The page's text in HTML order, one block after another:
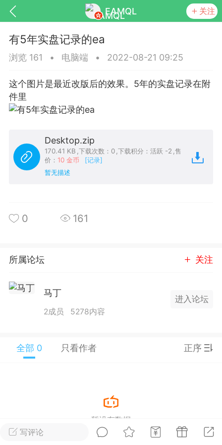
EAMQL 关注
匿名树洞
Lv.9 神隐会员 靓号
EA+
电脑端 趋势
狼行黄金一次一单1.1你们期待的一
了，主打高胜率没浮亏！复利模式下 历
狼行天下 #黄金
2024年 狼行天下A03.01软件大更
EA 增加货币版EA
写评论
有5年实盘记录的ea
浏览 161 • 电脑端 • 2022-08-21 09:25
这个图片是最近改版后的效果。5年的实盘记录在附
件里
Desktop.zip
170.41 KB ,下载次数：0 ,下载积分：活跃 -2 ,售
价： 10 金币
[记录]
暂无描述
0 161
所属论坛 关注
马丁
2成员 5278内容
进入论坛
全部 0 只看作者 正序
暂没有数据